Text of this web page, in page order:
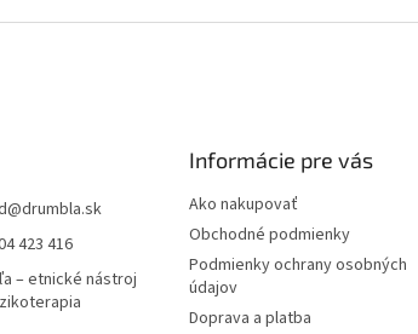
@drumbla.sk
423 416
– etnické nástroj
Informácie pre vás
Ako nakupovať
Obchodné podmienky
Podmienky ochrany osobných
údajov
Doprava a platba